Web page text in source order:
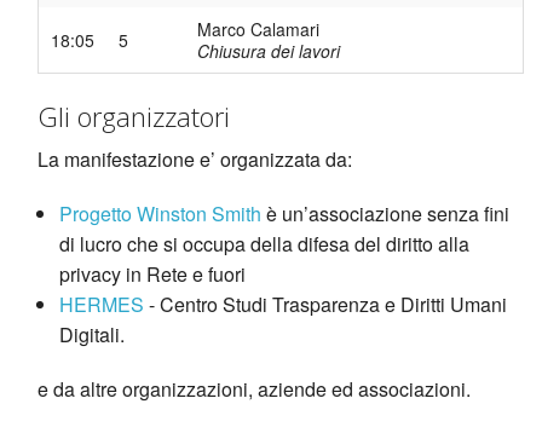
18:05 5
Marco Calamari
Chiusura dei lavori
Gli organizzatori
La manifestazione e’ organizzata da:
Progetto Winston Smith è un’associazione senza fini
di lucro che si occupa della difesa del diritto alla
privacy in Rete e fuori
HERMES - Centro Studi Trasparenza e Diritti Umani
Digitali.
e da altre organizzazioni, aziende ed associazioni.